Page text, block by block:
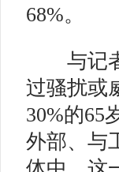
68%。
与记者
过骚扰或
30%的65
外部、与